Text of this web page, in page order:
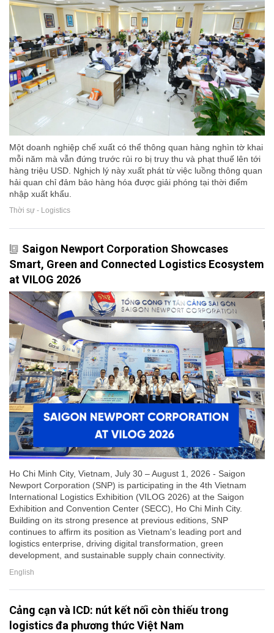
Một doanh nghiệp chế xuất có thể thông quan hàng nghìn tờ khai
mỗi năm mà vẫn đứng trước rủi ro bị truy thu và phạt thuế lên tới
hàng triệu USD. Nghịch lý này xuất phát từ việc luồng thông quan
hải quan chỉ đảm bảo hàng hóa được giải phóng tại thời điểm
nhập xuất khẩu.
Thời sự - Logistics
Saigon Newport Corporation Showcases
Smart, Green and Connected Logistics Ecosystem
at VILOG 2026
Ho Chi Minh City, Vietnam, July 30 – August 1, 2026 - Saigon
Newport Corporation (SNP) is participating in the 4th Vietnam
International Logistics Exhibition (VILOG 2026) at the Saigon
Exhibition and Convention Center (SECC), Ho Chi Minh City.
Building on its strong presence at previous editions, SNP
continues to affirm its position as Vietnam's leading port and
logistics enterprise, driving digital transformation, green
development, and sustainable supply chain connectivity.
English
Cảng cạn và ICD: nút kết nối còn thiếu trong
logistics đa phương thức Việt Nam